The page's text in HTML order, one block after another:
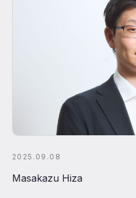
2025.09.08
Masakazu Hiza